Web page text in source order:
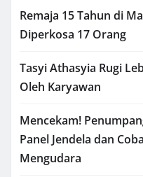
Remaja 15 Tahun di
Diperkosa 17 Orang
Tasyi Athasyia Rugi
Oleh Karyawan
Mencekam!
Panel Jendela dan
Mengudara